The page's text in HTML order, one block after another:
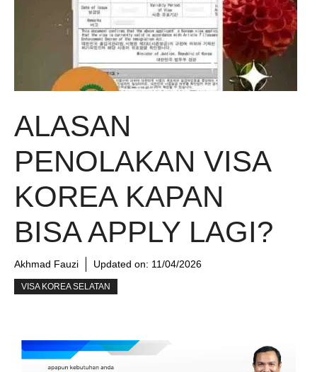
ALASAN
PENOLAKAN VISA
KOREA KAPAN
BISA APPLY LAGI?
Akhmad Fauzi Updated on: 11/04/2026
VISA KOREA SELATAN